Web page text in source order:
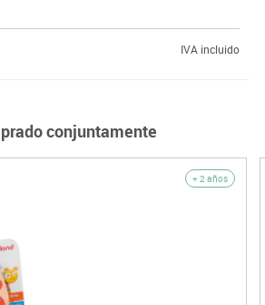
IVA incluido
conjuntamente
+ 2 años